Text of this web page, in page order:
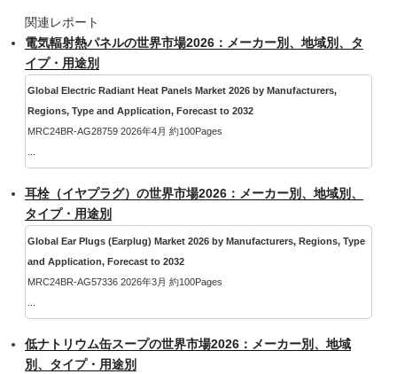
関連レポート
電気輻射熱パネルの世界市場2026：メーカー別、地域別、タ
イプ・用途別
Global Electric Radiant Heat Panels Market 2026 by Manufacturers,
Regions, Type and Application, Forecast to 2032
MRC24BR-AG28759 2026年4月 約100Pages
耳栓（イヤプラグ）の世界市場2026：メーカー別、地域別、
タイプ・用途別
Global Ear Plugs (Earplug) Market 2026 by Manufacturers, Regions, Type
and Application, Forecast to 2032
MRC24BR-AG57336 2026年3月 約100Pages
低ナトリウム缶スープの世界市場2026：メーカー別、地域
別、タイプ・用途別